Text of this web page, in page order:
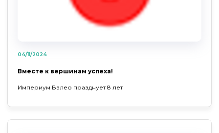
04/11/2024
Вместе к вершинам успеха!
Империум Валео празднует 8 лет